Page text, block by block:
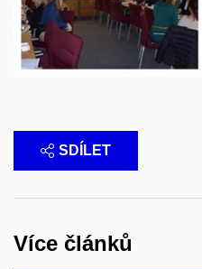
SDÍLET
Více článků